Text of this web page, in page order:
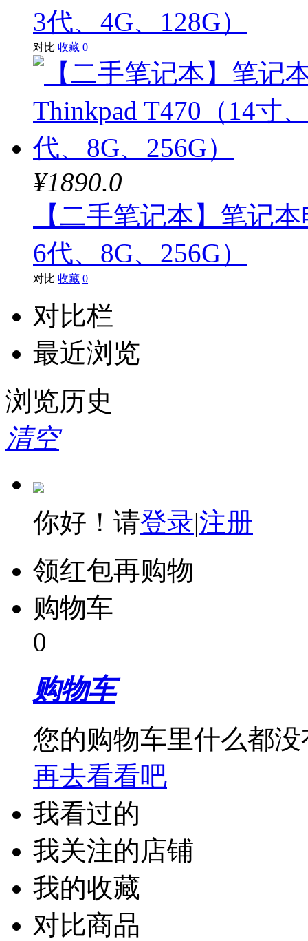
3代、4G、128G）
对比 收藏 0
¥1890.0
【二手笔记本】笔记
6代、8G、256G）
对比 收藏 0
对比栏
最近浏览
浏览历史
清空
你好！请登录|注册
领红包再购物
购物车
0
购物车
您的购物车里什么都没
再去看看吧
我看过的
我关注的店铺
我的收藏
对比商品